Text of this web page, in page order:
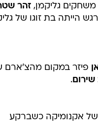
גליקמן, זהר
הייתה בת זוגו של
פיזר במקום מהצ'ארם
שירום.
של אקנומיקה כשברקע